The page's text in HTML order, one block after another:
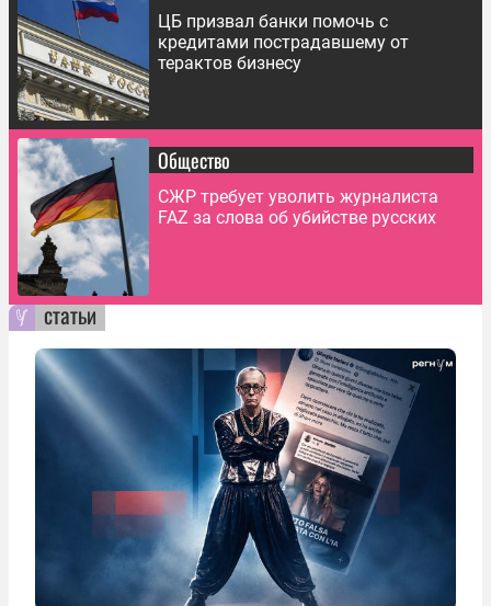
ЦБ призвал банки помочь с
кредитами пострадавшему от
терактов бизнесу
Общество
СЖР требует уволить журналиста
FAZ за слова об убийстве русских
статьи